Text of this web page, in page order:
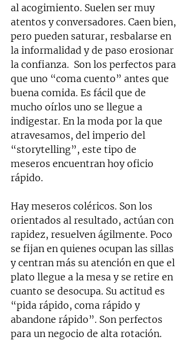
al acogimiento. Suelen ser muy
atentos y conversadores. Caen bien,
pero pueden saturar, resbalarse en
la informalidad y de paso erosionar
la confianza.  Son los perfectos para
que uno “coma cuento” antes que
buena comida. Es fácil que de
mucho oírlos uno se llegue a
indigestar. En la moda por la que
atravesamos, del imperio del
“storytelling”, este tipo de
meseros encuentran hoy oficio
rápido.
Hay meseros coléricos. Son los
orientados al resultado, actúan con
rapidez, resuelven ágilmente. Poco
se fijan en quienes ocupan las sillas
y centran más su atención en que el
plato llegue a la mesa y se retire en
cuanto se desocupa. Su actitud es
“pida rápido, coma rápido y
abandone rápido”. Son perfectos
para un negocio de alta rotación.